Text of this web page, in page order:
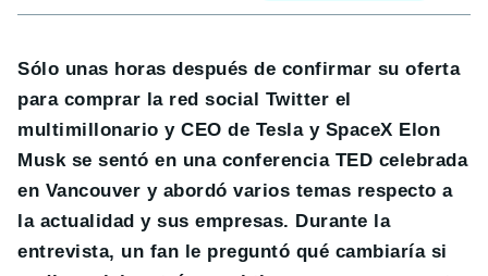
Sólo unas horas después de confirmar su oferta
para comprar la red social Twitter el
multimillonario y CEO de Tesla y SpaceX Elon
Musk se sentó en una conferencia TED celebrada
en Vancouver y abordó varios temas respecto a
la actualidad y sus empresas. Durante la
entrevista, un fan le preguntó qué cambiaría si